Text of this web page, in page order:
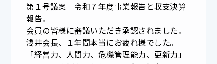
第１号議案 令和７年度事業報告と収支決算
報告。
会員の皆様に審議いただき承認されました。
浅井会長、１年間本当にお疲れ様でした。
「経営力、人間力、危機管理能力、更新力」